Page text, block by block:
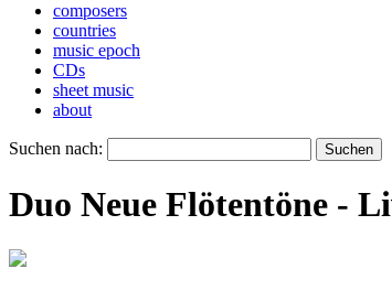
composers
countries
music epoch
CDs
sheet music
about
Suchen nach:
Duo Neue Flötentöne -